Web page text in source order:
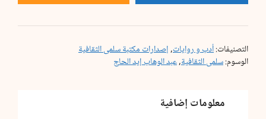
التصنيفات:أدب و روايات,إصدارات مكتبة سلمى الثقافية
الوسوم:سلمى الثقافية,عبد الوهاب إيد الحاج
معلومات إضافية